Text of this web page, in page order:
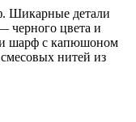
Шикарные детали
черного цвета и
и шарф с капюшоном
нитей из